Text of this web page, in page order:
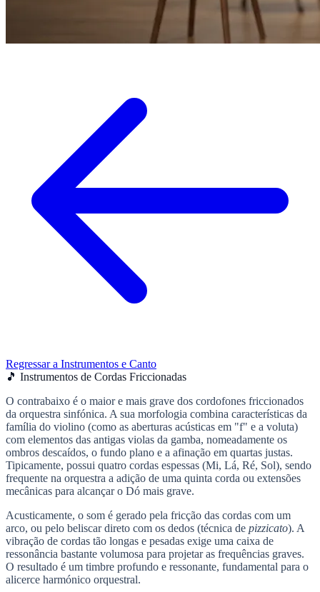
Regressar a Instrumentos e Canto
🎵 Instrumentos de Cordas Friccionadas
O contrabaixo é o maior e mais grave dos cordofones friccionados
da orquestra sinfónica. A sua morfologia combina características da
família do violino (como as aberturas acústicas em "f" e a voluta)
com elementos das antigas violas da gamba, nomeadamente os
ombros descaídos, o fundo plano e a afinação em quartas justas.
Tipicamente, possui quatro cordas espessas (Mi, Lá, Ré, Sol), sendo
frequente na orquestra a adição de uma quinta corda ou extensões
mecânicas para alcançar o Dó mais grave.
Acusticamente, o som é gerado pela fricção das cordas com um
arco, ou pelo beliscar direto com os dedos (técnica de pizzicato). A
vibração de cordas tão longas e pesadas exige uma caixa de
ressonância bastante volumosa para projetar as frequências graves.
O resultado é um timbre profundo e ressonante, fundamental para o
alicerce harmónico orquestral.